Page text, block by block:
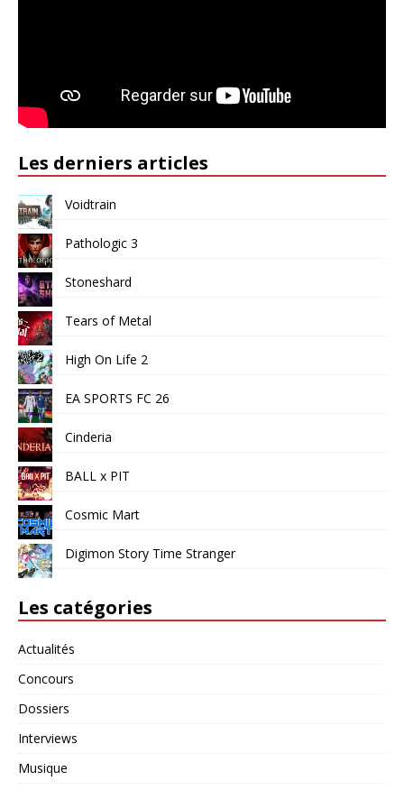
Les derniers articles
Voidtrain
Pathologic 3
Stoneshard
Tears of Metal
High On Life 2
EA SPORTS FC 26
Cinderia
BALL x PIT
Cosmic Mart
Digimon Story Time Stranger
Les catégories
Actualités
Concours
Dossiers
Interviews
Musique